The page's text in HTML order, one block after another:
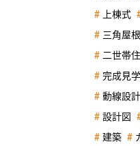
上棟式
三角屋根
二世帯
完成見
動線設計
設計図
建築